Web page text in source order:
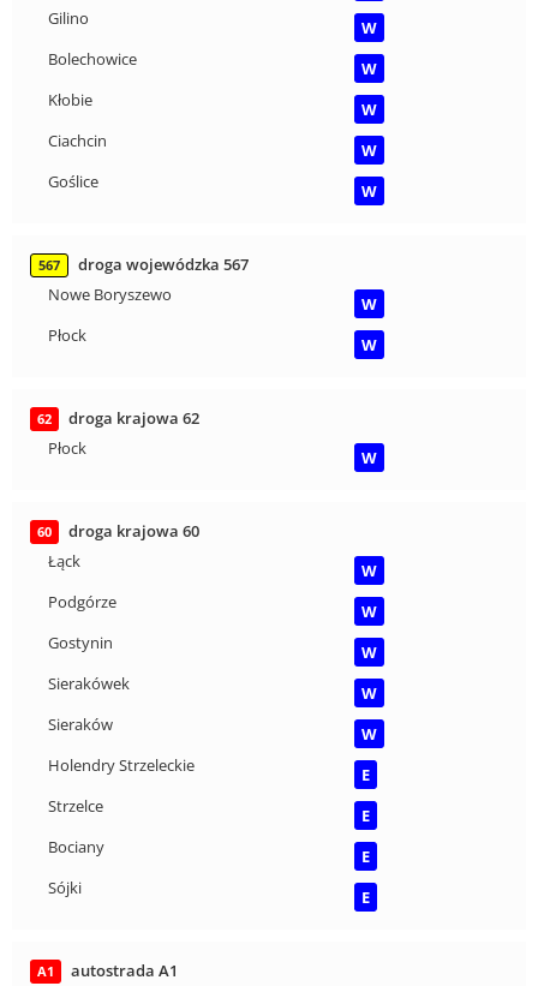
Gilino
W
Bolechowice
W
Kłobie
W
Ciachcin
W
Goślice
W
567
droga wojewódzka 567
Nowe Boryszewo
W
Płock
W
62
droga krajowa 62
Płock
W
60
droga krajowa 60
Łąck
W
Podgórze
W
Gostynin
W
Sierakówek
W
Sieraków
W
Holendry Strzeleckie
E
Strzelce
E
Bociany
E
Sójki
E
A1
autostrada A1